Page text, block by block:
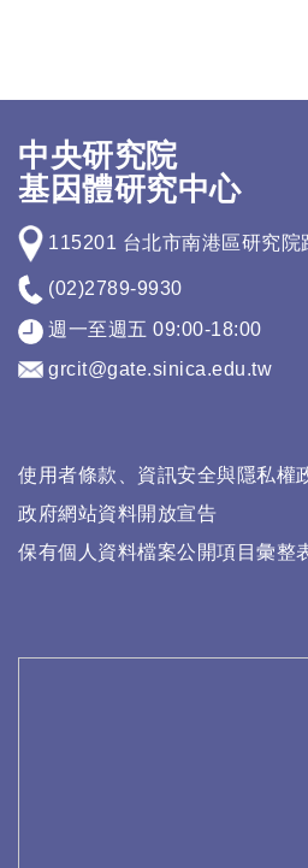
中央研究院
基因體研究中心
115201 台北市南港區研究院
(02)2789-9930
週一至週五 09:00-18:00
grcit@gate.sinica.edu.tw
使用者條款、資訊安全與隱私權
政府網站資料開放宣告
保有個人資料檔案公開項目彙整